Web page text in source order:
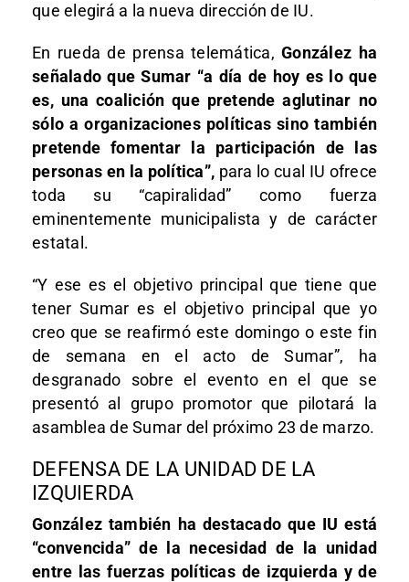
que elegirá a la nueva dirección de IU.
En rueda de prensa telemática,González ha
señalado que Sumar “a día de hoy es lo que
es, una coalición que pretende aglutinar no
sólo a organizaciones políticas sino también
pretende fomentar la participación de las
personas en la política”, para lo cual IU ofrece
toda su “capiralidad” como fuerza
eminentemente municipalista y de carácter
estatal.
“Y ese es el objetivo principal que tiene que
tener Sumar es el objetivo principal que yo
creo que se reafirmó este domingo o este fin
de semana en el acto de Sumar”, ha
desgranado sobre el evento en el que se
presentó al grupo promotor que pilotará la
asamblea de Sumar del próximo 23 de marzo.
DEFENSA DE LA UNIDAD DE LA
IZQUIERDA
González también ha destacado que IU está
“convencida” de la necesidad de la unidad
entre las fuerzas políticas de izquierda y de